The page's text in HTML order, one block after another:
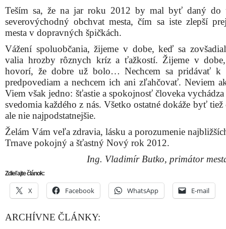
Teším sa, že na jar roku 2012 by mal byť daný do
severovýchodný obchvat mesta, čím sa iste zlepší
mesta v dopravných špičkách.
Vážení spoluobčania, žijeme v dobe, keď sa
valia hrozby rôznych kríz a ťažkostí. Žijeme v
hovorí, že dobre už bolo… Nechcem sa pridávať k
predpovediam a nechcem ich ani zľahčovať. Neviem
Viem však jedno: šťastie a spokojnosť človeka vychádza
svedomia každého z nás. Všetko ostatné dokáže byť tiež
ale nie najpodstatnejšie.
Želám Vám veľa zdravia, lásku a porozumenie
Trnave pokojný a šťastný Nový rok 2012.
Ing. Vladimír Butko, primátor
Zdieľajte článok:
X Facebook WhatsApp E-mail
ARCHÍVNE ČLÁNKY: